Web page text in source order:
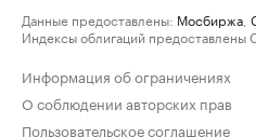
Данные предоставлены: Мосбиржа
Индексы облигаций предоставлены
Информация об ограничениях
О соблюдении авторских прав
Пользовательское соглашение